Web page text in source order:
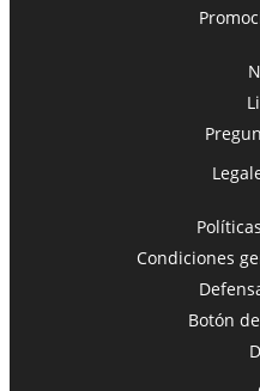
Condiciones
Botón